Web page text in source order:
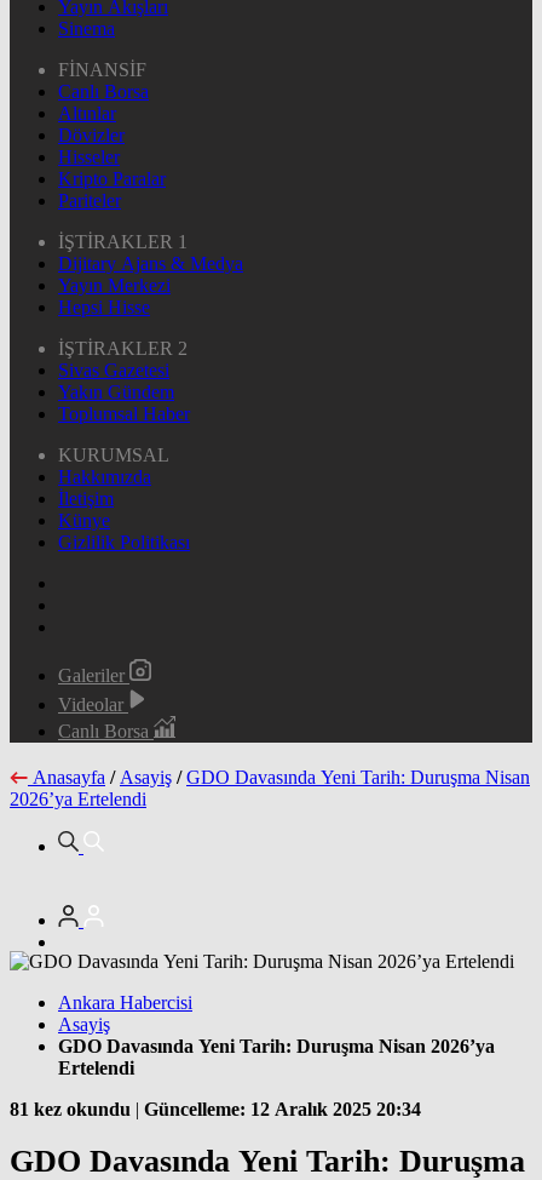
Yayın Akışları
Sinema
FİNANSİF
Canlı Borsa
Altınlar
Dövizler
Hisseler
Kripto Paralar
Pariteler
İŞTİRAKLER 1
Dijitary Ajans & Medya
Yayın Merkezi
Hepsi Hisse
İŞTİRAKLER 2
Sivas Gazetesi
Yakın Gündem
Toplumsal Haber
KURUMSAL
Hakkımızda
İletişim
Künye
Gizlilik Politikası
Galeriler
Videolar
Canlı Borsa
Anasayfa / Asayiş / GDO Davasında Yeni Tarih: Duruşma Nisan
2026’ya Ertelendi
Ankara Habercisi
Asayiş
GDO Davasında Yeni Tarih: Duruşma Nisan 2026’ya
Ertelendi
81 kez okundu | Güncelleme: 12 Aralık 2025 20:34
GDO Davasında Yeni Tarih: Duruşma